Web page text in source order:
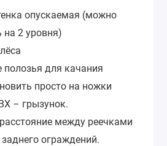
опускаемая (можно
на 2 уровня)
полозья для качания
просто на ножки
– грызунок.
между реечками
заднего ограждений.